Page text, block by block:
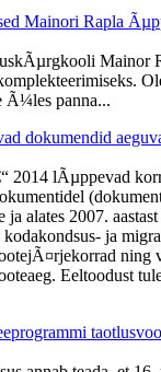
Mainori Rapla
Mainor
Ã¼les panna...
dokumendid
2014 lÃµppevad
ja alates 2007.
ja
ning
Eeltoodust